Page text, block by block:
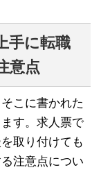
手に転職
意点
こに書かれた
す。求人票で
取り付けても
注意点につい